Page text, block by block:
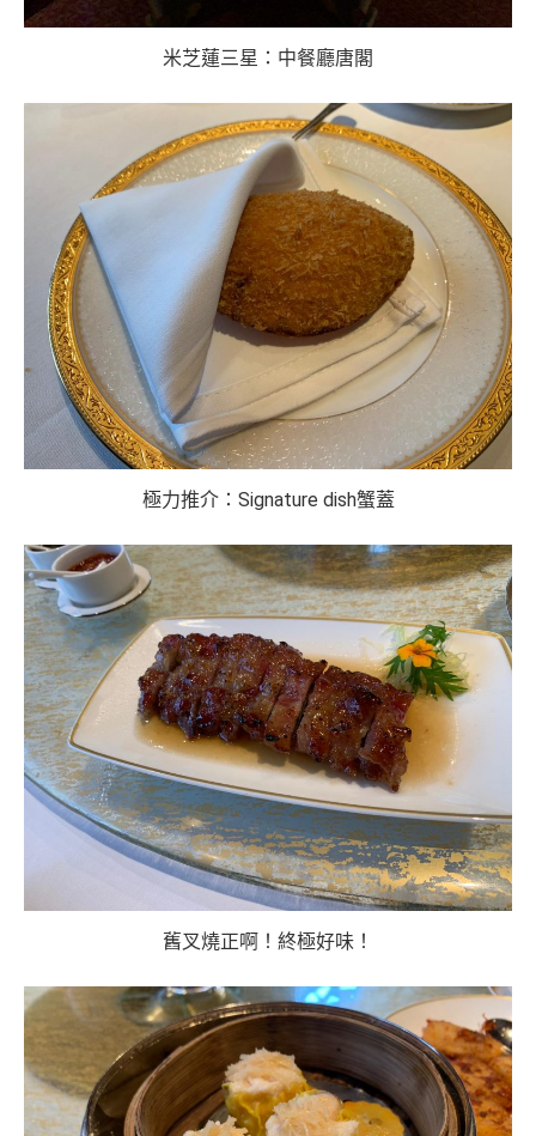
米芝蓮三星：中餐廳唐閣
極力推介：Signature dish蟹蓋
舊叉燒正啊！終極好味！